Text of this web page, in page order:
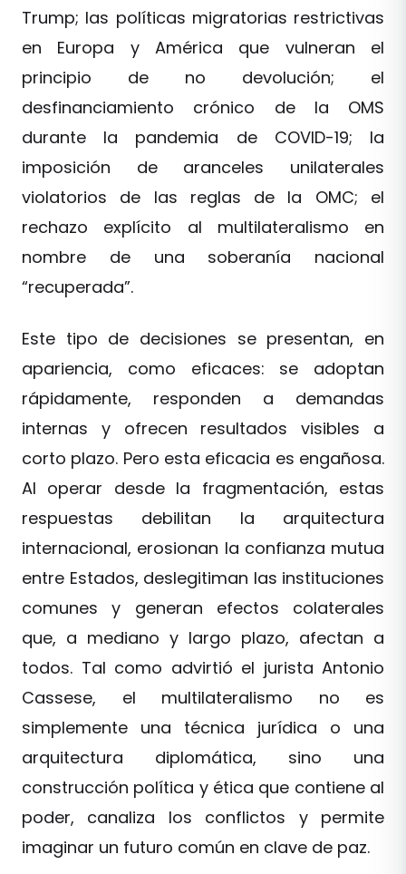
Trump; las políticas migratorias restrictivas
en Europa y América que vulneran el
principio de no devolución; el
desfinanciamiento crónico de la OMS
durante la pandemia de COVID-19; la
imposición de aranceles unilaterales
violatorios de las reglas de la OMC; el
rechazo explícito al multilateralismo en
nombre de una soberanía nacional
“recuperada”.
Este tipo de decisiones se presentan, en
apariencia, como eficaces: se adoptan
rápidamente, responden a demandas
internas y ofrecen resultados visibles a
corto plazo. Pero esta eficacia es engañosa.
Al operar desde la fragmentación, estas
respuestas debilitan la arquitectura
internacional, erosionan la confianza mutua
entre Estados, deslegitiman las instituciones
comunes y generan efectos colaterales
que, a mediano y largo plazo, afectan a
todos. Tal como advirtió el jurista Antonio
Cassese, el multilateralismo no es
simplemente una técnica jurídica o una
arquitectura diplomática, sino una
construcción política y ética que contiene al
poder, canaliza los conflictos y permite
imaginar un futuro común en clave de paz.